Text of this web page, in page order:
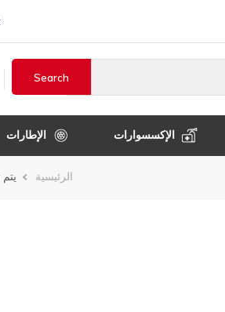
الإكسسوارات الإطارات
مسار
الرئيسية